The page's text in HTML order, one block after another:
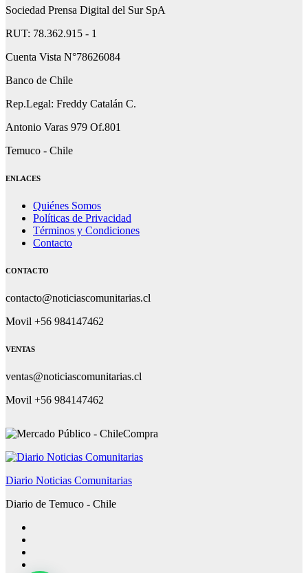
Sociedad Prensa Digital del Sur SpA
RUT: 78.362.915 - 1
Cuenta Vista N°78626084
Banco de Chile
Rep.Legal: Freddy Catalán C.
Antonio Varas 979 Of.801
Temuco - Chile
ENLACES
Quiénes Somos
Políticas de Privacidad
Términos y Condiciones
Contacto
CONTACTO
contacto@noticiascomunitarias.cl
Movil +56 984147462
VENTAS
ventas@noticiascomunitarias.cl
Movil +56 984147462
Diario Noticias Comunitarias
Diario de Temuco - Chile